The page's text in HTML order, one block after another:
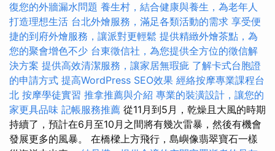
復您的外牆漏水問題 養生村，結合健康與養生，為老年人
打造理想生活 台北外燴服務，滿足各類活動的需求 享受便
捷的到府外燴服務，讓派對更輕鬆 提供精緻外燴茶點，為
您的聚會增色不少 台東徵信社，為您提供全方位的徵信解
決方案 提供高效清潔服務，讓家居無瑕疵 了解卡式台胞證
的申請方式 提高WordPress SEO效果 經絡按摩專業課程台
北 按摩學徒實習 推拿推薦與介紹 專業的裝潢設計，讓您的
家更具品味 記帳服務推薦 從11月到5月，乾燥且大風的時期
持續了，預計在6月至10月之間將有幾次雷暴，然後有機會
發展更多的風暴。 在橋樑上方飛行，島嶼像翡翠寶石一樣